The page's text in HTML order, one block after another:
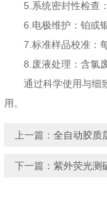
5.系统密封性检查：
6.电极维护：铂或银
7.标准样品校准：每
8.废液处理：含氯废
通过科学使用与细致
用。
上一篇： 全自动胶质
下一篇： 紫外荧光测